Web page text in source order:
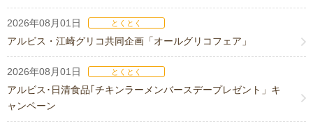
2026年08月01日 とくとく
アルビス・江崎グリコ共同企画「オールグリコフェア」
2026年08月01日 とくとく
アルビス･日清食品｢チキンラーメンバースデープレゼント」キ
ャンペーン